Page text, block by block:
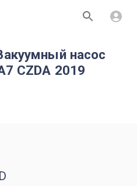
насос
CZDA 2019